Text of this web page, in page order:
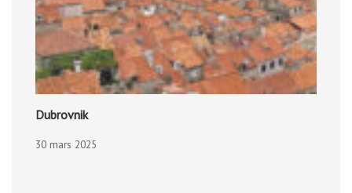
Dubrovnik
30 mars 2025